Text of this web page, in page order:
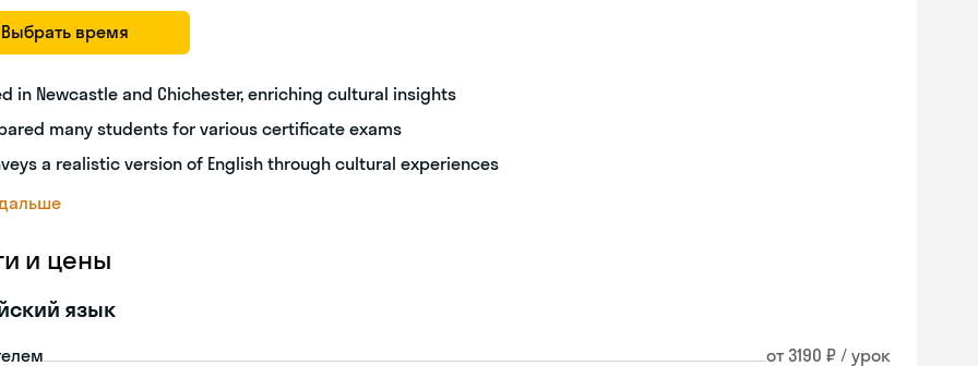
Выбрать время
in Newcastle and Chichester, enriching cultural insights
many students for various certificate exams
a realistic version of English through cultural experiences
и цены
язык
от 3190 ₽ / урок